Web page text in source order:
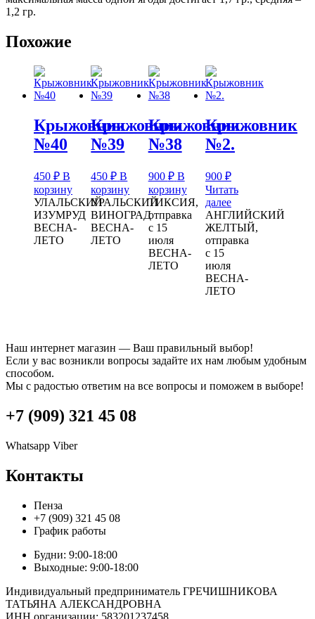
1,2 гр.
Похожие
Крыжовник
№40
450 ₽ В
корзину
УЛАЛЬСКИЙ
ИЗУМРУД
ВЕСНА-
ЛЕТО
Крыжовник
№39
450₽ В
корзину
УРАЛЬСКИЙ
ВИНОГРАД
ВЕСНА-
ЛЕТО
Крыжовник
№38
900 ₽ В
корзину
ТИКСИЯ,
отправка
с 15
июля
ВЕСНА-
ЛЕТО
Крыжовник
№2.
900 ₽
Читать
далее
АНГЛИЙСКИЙ
ЖЕЛТЫЙ,
отправка
с 15
июля
ВЕСНА-
ЛЕТО
Наш интернет магазин — Ваш правильный выбор!
Если у вас возникли вопросы задайте их нам любым удобным
способом.
Мы с радостью ответим на все вопросы и поможем в выборе!
+7 (909) 321 45 08
Whatsapp Viber
Контакты
Пенза
+7 (909) 321 45 08
График работы
Будни: 9:00-18:00
Выходные: 9:00-18:00
Индивидуальный предприниматель ГРЕЧИШНИКОВА
ТАТЬЯНА АЛЕКСАНДРОВНА